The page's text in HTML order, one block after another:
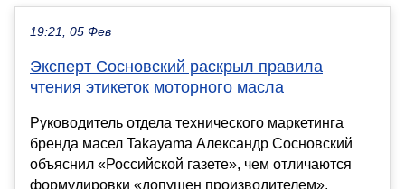
19:21, 05 Фев
Эксперт Сосновский раскрыл правила
чтения этикеток моторного масла
Руководитель отдела технического маркетинга
бренда масел Takayama Александр Сосновский
объяснил «Российской газете», чем отличаются
формулировки «допущен производителем»,